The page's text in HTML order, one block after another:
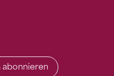
abonnieren